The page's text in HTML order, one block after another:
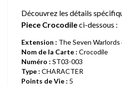
Découvrez les détails
Piece Crocodileci-dessous :
Extension : The Seven
Nom de la Carte : Crocodile
Numéro : ST03-003
Type : CHARACTER
Points de Vie : 5